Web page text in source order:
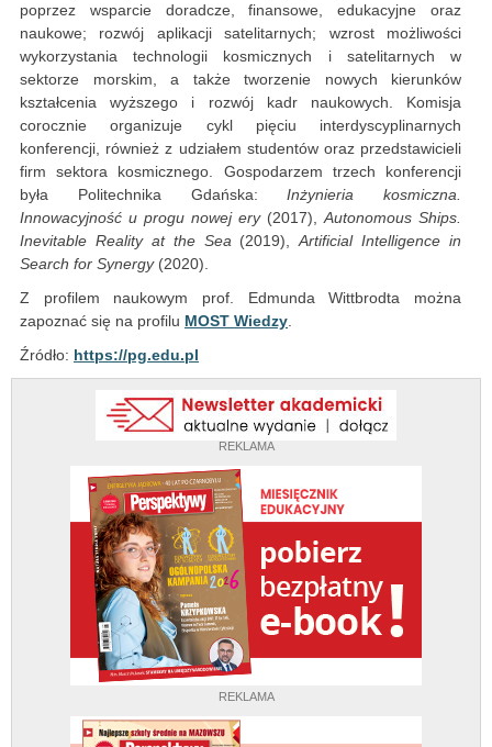
REKLAMA
REKLAMA
poprzez wsparcie doradcze, finansowe, edukacyjne oraz
naukowe; rozwój aplikacji satelitarnych; wzrost możliwości
wykorzystania technologii kosmicznych i satelitarnych w
sektorze morskim, a także tworzenie nowych kierunków
kształcenia wyższego i rozwój kadr naukowych. Komisja
corocznie organizuje cykl pięciu interdyscyplinarnych
konferencji, również z udziałem studentów oraz przedstawicieli
firm sektora kosmicznego. Gospodarzem trzech konferencji
była Politechnika Gdańska:Inżynieria kosmiczna.
Innowacyjność u progu nowej ery(2017),Autonomous Ships.
Inevitable Reality at the Sea(2019),Artificial Intelligence in
Search for Synergy(2020).
Z profilem naukowym prof. Edmunda Wittbrodta można
zapoznać się na profilu MOST Wiedzy.
Źródło: https://pg.edu.pl